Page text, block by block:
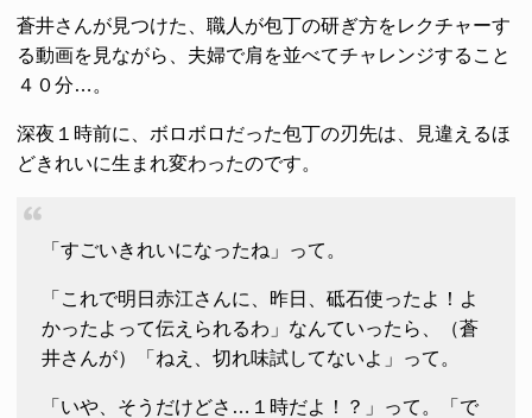
蒼井さんが見つけた、職人が包丁の研ぎ方をレクチャーす
る動画を見ながら、夫婦で肩を並べてチャレンジすること
４０分…。
深夜１時前に、ボロボロだった包丁の刃先は、見違えるほ
どきれいに生まれ変わったのです。
「すごいきれいになったね」って。
「これで明日赤江さんに、昨日、砥石使ったよ！よ
かったよって伝えられるわ」なんていったら、（蒼
井さんが）「ねえ、切れ味試してないよ」って。
「いや、そうだけどさ…１時だよ！？」って。「で